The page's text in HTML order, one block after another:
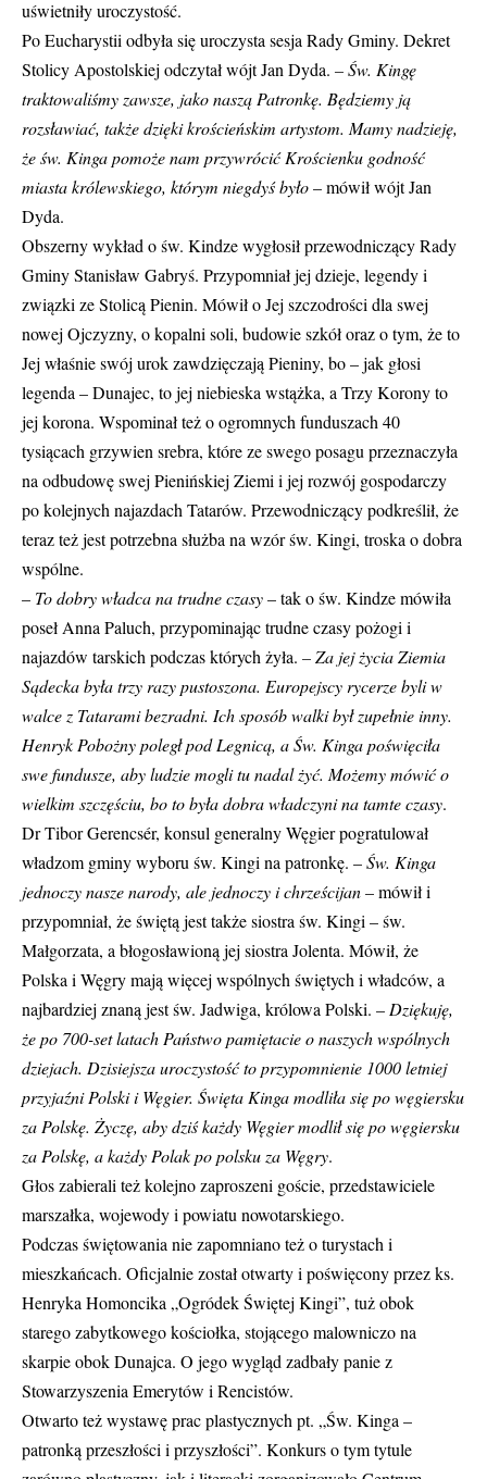
uświetniły uroczystość.
Po Eucharystii odbyła się uroczysta sesja Rady Gminy. Dekret
Stolicy Apostolskiej odczytał wójt Jan Dyda. – Św. Kingę
traktowaliśmy zawsze, jako naszą Patronkę. Będziemy ją
rozsławiać, także dzięki krościeńskim artystom. Mamy nadzieję,
że św. Kinga pomoże nam przywrócić Krościenku godność
miasta królewskiego, którym niegdyś było– mówił wójt Jan
Dyda.
Obszerny wykład o św. Kindze wygłosił przewodniczący Rady
Gminy Stanisław Gabryś. Przypomniał jej dzieje, legendy i
związki ze Stolicą Pienin. Mówił o Jej szczodrości dla swej
nowej Ojczyzny, o kopalni soli, budowie szkół oraz o tym, że to
Jej właśnie swój urok zawdzięczają Pieniny, bo – jak głosi
legenda – Dunajec, to jej niebieska wstążka, a Trzy Korony to
jej korona. Wspominał też o ogromnych funduszach 40
tysiącach grzywien srebra, które ze swego posagu przeznaczyła
na odbudowę swej Pienińskiej Ziemi i jej rozwój gospodarczy
po kolejnych najazdach Tatarów. Przewodniczący podkreślił, że
teraz też jest potrzebna służba na wzór św. Kingi, troska o dobra
wspólne.
– To dobry władca na trudne czasy– tak o św. Kindze mówiła
poseł Anna Paluch, przypominając trudne czasy pożogi i
najazdów tarskich podczas których żyła. – Za jej życia Ziemia
Sądecka była trzy razy pustoszona. Europejscy rycerze byli w
walce z Tatarami bezradni. Ich sposób walki był zupełnie inny.
Henryk Pobożny poległ pod Legnicą, a Św. Kinga poświęciła
swe fundusze, aby ludzie mogli tu nadal żyć. Możemy mówić o
wielkim szczęściu, bo to była dobra władczyni na tamte czasy.
Dr Tibor Gerencsér, konsul generalny Węgier pogratulował
władzom gminy wyboru św. Kingi na patronkę. –Św. Kinga
jednoczy nasze narody, ale jednoczy i chrześcijan– mówił i
przypomniał, że świętą jest także siostra św. Kingi – św.
Małgorzata, a błogosławioną jej siostra Jolenta. Mówił, że
Polska i Węgry mają więcej wspólnych świętych i władców, a
najbardziej znaną jest św. Jadwiga, królowa Polski. – Dziękuję,
że po 700-set latach Państwo pamiętacie o naszych wspólnych
dziejach. Dzisiejsza uroczystość to przypomnienie 1000 letniej
przyjaźni Polski i Węgier. Święta Kinga modliła się po węgiersku
za Polskę. Życzę, aby dziś każdy Węgier modlił się po węgiersku
za Polskę, a każdy Polak po polsku za Węgry.
Głos zabierali też kolejno zaproszeni goście, przedstawiciele
marszałka, wojewody i powiatu nowotarskiego.
Podczas świętowania nie zapomniano też o turystach i
mieszkańcach. Oficjalnie został otwarty i poświęcony przez ks.
Henryka Homoncika „Ogródek Świętej Kingi”, tuż obok
starego zabytkowego kościołka, stojącego malowniczo na
skarpie obok Dunajca. O jego wygląd zadbały panie z
Stowarzyszenia Emerytów i Rencistów.
Otwarto też wystawę prac plastycznych pt. „Św. Kinga –
patronką przeszłości i przyszłości”. Konkurs o tym tytule